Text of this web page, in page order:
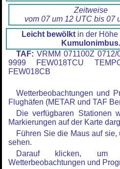
Zeitweise
vom 07 um 12 UTC bis 07
Leicht bewölktin der Höhe
Kumulonimbus.
TAF: VRMM 071100Z 0712/
9999 FEW018TCU
FEW018CB
Wetterbeobachtungen und
Flughäfen (METAR und TAF
Die verfügbaren Stationen
Markierungen auf der Karte
Führen Sie die Maus auf
sehen.
Darauf klicken, um
Wetterbeobachtungen und